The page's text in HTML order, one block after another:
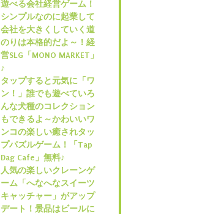
遊べる会社経営ゲーム！
シンプルなのに起業して
会社を大きくしていく道
のりは本格的だよ～！経
営SLG「MONO MARKET」
♪
タップすると元気に「ワ
ン！」誰でも遊べていろ
んな犬種のコレクション
もできるよ～かわいいワ
ンコの楽しい癒されタッ
プパズルゲーム！「Tap
Dag Cafe」無料♪
人気の楽しいクレーンゲ
ーム「へなへなスイーツ
キャッチャー」がアップ
デート！景品はビールに